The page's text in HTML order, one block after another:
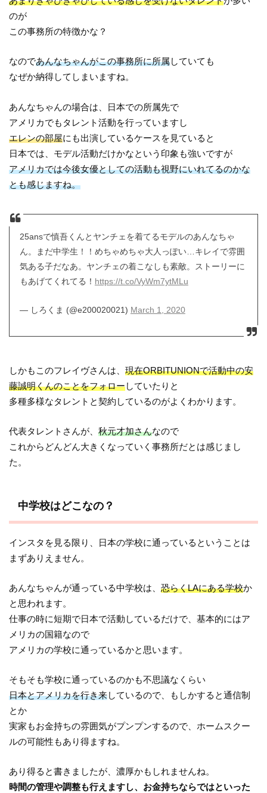
のが
この事務所の特徴かな？
なのであんなちゃんがこの事務所に所属していても
なぜか納得してしまいますね。
あんなちゃんの場合は、日本での所属先で
アメリカでもタレント活動を行っていますし
エレンの部屋にも出演しているケースを見ていると
日本では、モデル活動だけかなという印象も強いですが
アメリカでは今後女優としての活動も視野にいれてるのかな
とも感じますね。
25ansで慎吾くんとヤンチェを着てるモデルのあんなちゃ
ん。まだ中学生！！めちゃめちゃ大人っぽい…キレイで雰囲
気ある子だなあ。ヤンチェの着こなしも素敵。ストーリーに
もあげてくれてる！ https://t.co/VyWm7ytMLu
— しろくま (@e200020021) March 1, 2020
しかもこのフレイヴさんは、現在ORBITUNIONで活動中の安
藤誠明くんのことをフォローしていたりと
多種多様なタレントと契約しているのがよくわかります。
代表タレントさんが、秋元才加さんなので
これからどんどん大きくなっていく事務所だとは感じまし
た。
中学校はどこなの？
インスタを見る限り、日本の学校に通っているということは
まずありえません。
あんなちゃんが通っている中学校は、恐らくLAにある学校か
と思われます。
仕事の時に短期で日本で活動しているだけで、基本的にはア
メリカの国籍なので
アメリカの学校に通っているかと思います。
そもそも学校に通っているのかも不思議なくらい
日本とアメリカを行き来しているので、もしかすると通信制
とか
実家もお金持ちの雰囲気がプンプンするので、ホームスクー
ルの可能性もあり得ますね。
あり得ると書きましたが、濃厚かもしれませんね。
時間の管理や調整も行えますし、お金持ちならではといった